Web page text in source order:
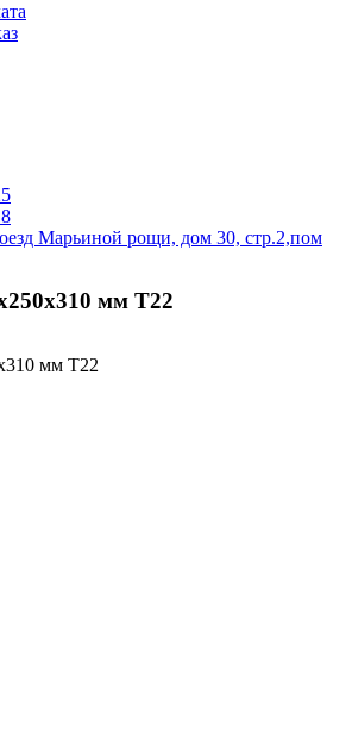
Марьиной рощи, дом 30, стр.2,пом
мм Т22
мм Т22